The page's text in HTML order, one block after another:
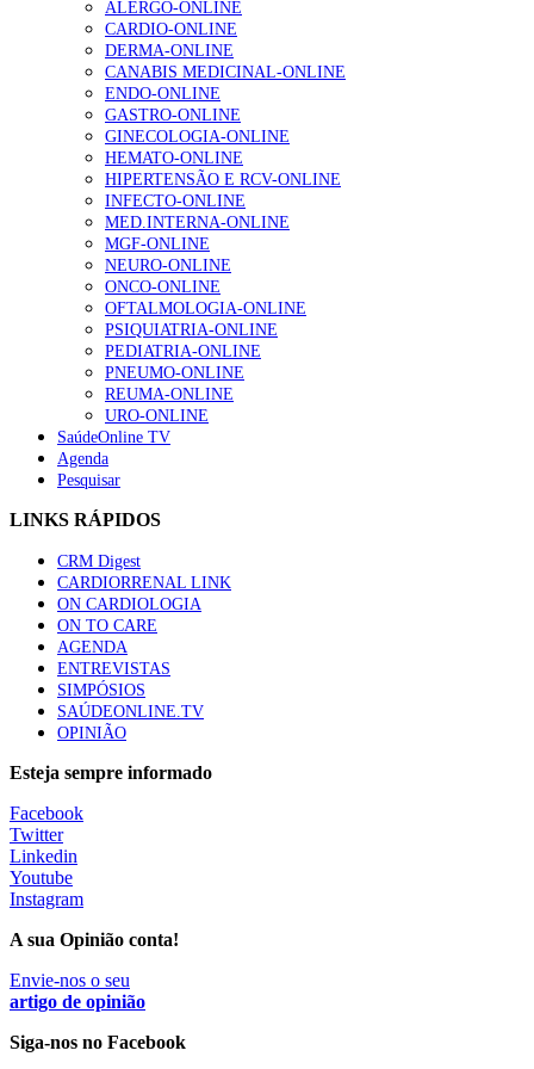
gesto conta e cada profissional faz a diferença”
203 visualizações
1.º Episódio do Podcast “Frequência Cardio – Sintoniza-
te na Insuficiência Cardíaca” da Bayer
169 visualizações
Alguns milhares de utentes podem ficar sem médico de
família com nova regras do registo, alerta associação
132 visualizações
“Os programas de rastreio do cancro do pulmão são
custo-efetivos e representam um investimento
sustentável para os sistemas de saúde”
93 visualizações
Quase quatro em cada dez doentes com enfarte
87 visualizações
Trodelvy aprovado para primeira linha no cancro da
mama triplo negativo metastático em doentes não
elegíveis para inibidores PD-(L)1
61 visualizações
MAIS NOTÍCIAS
Quase 11.900 jovens recorreram aos cheques psicólogo e
nutricionista no primeiro mês
7 Ago, 2026
ULS de Coimbra estreia cirurgia endoscópica do ouvido com
apoio robótico em Portugal
7 Ago, 2026 0 Comments
ALERGO-ONLINE
CARDIO-ONLINE
DERMA-ONLINE
CANABIS MEDICINAL-ONLINE
ENDO-ONLINE
GASTRO-ONLINE
GINECOLOGIA-ONLINE
HEMATO-ONLINE
HIPERTENSÃO E RCV-ONLINE
INFECTO-ONLINE
MED.INTERNA-ONLINE
MGF-ONLINE
NEURO-ONLINE
ONCO-ONLINE
OFTALMOLOGIA-ONLINE
PSIQUIATRIA-ONLINE
PEDIATRIA-ONLINE
PNEUMO-ONLINE
REUMA-ONLINE
URO-ONLINE
SaúdeOnline TV
Agenda
Pesquisar
LINKS RÁPIDOS
CRM Digest
CARDIORRENAL LINK
ON CARDIOLOGIA
ON TO CARE
AGENDA
ENTREVISTAS
SIMPÓSIOS
SAÚDEONLINE.TV
OPINIÃO
Esteja sempre informado
Facebook
Twitter
Linkedin
Youtube
Instagram
A sua Opinião conta!
Envie-nos o seu
artigo de opinião
Siga-nos no Facebook